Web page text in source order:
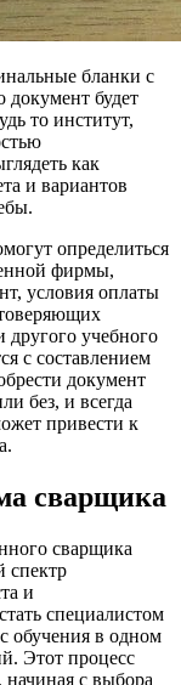
бланки с
документ будет
то институт,
как
и вариантов
определиться
фирмы,
условия оплаты
другого учебного
с составлением
документ
без, и всегда
привести к
сварщика
сварщика
спектр
и
специалистом
обучения в одном
Этот процесс
начиная с выбора